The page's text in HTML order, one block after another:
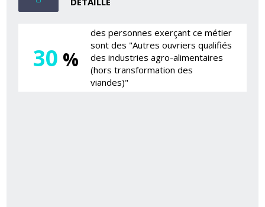
30 %
des personnes exerçant ce métier
sont des "Autres ouvriers qualifiés
des industries agro-alimentaires
(hors transformation des
viandes)"